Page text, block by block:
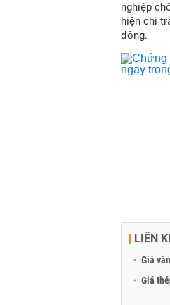
nghiệp
hiện chi
đông.
LIÊN
Giá
Giá